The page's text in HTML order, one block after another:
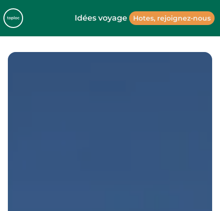
Idées voyage Hotes, rejoignez-nous